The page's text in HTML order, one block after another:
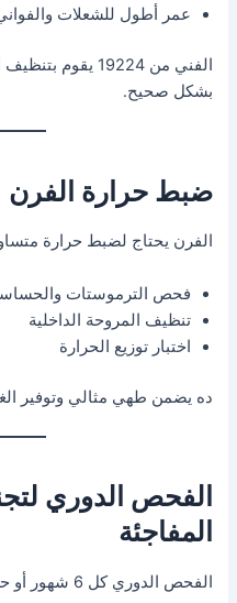
عمر أطول للشعلات
الفني من 19224
بشكل صحيح.
ضبط حرارة الفرن
الفرن يحتاج لضبط حرارة
فحص الترموستات
تنظيف المروحة الداخلية
اختبار توزيع الحرارة
ده يضمن طهي مثالي وتوفير
الفحص الدوري
المفاجئة
الفحص الدوري كل 6 شهور أو حسب الاستخدام: